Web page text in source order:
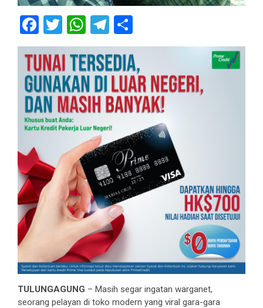
Facebook
Twitter
WhatsApp
Telegram
TULUNGAGUNG – Masih segar ingatan warganet,
seorang pelayan di toko modern yang viral gara-gara